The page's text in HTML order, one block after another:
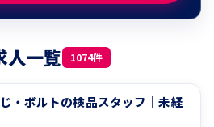
人一覧 1074件
・ボルトの検品スタッフ｜未経